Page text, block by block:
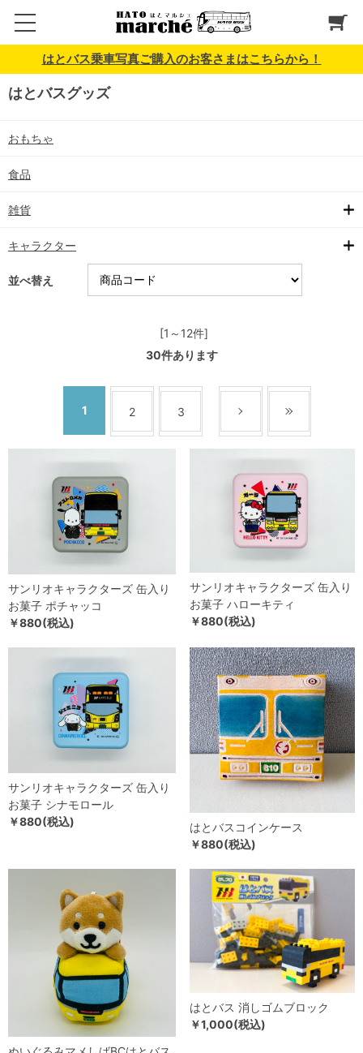
はとバス乗車写真ご購入のお客さまはこちらから！
はとバスグッズ
おもちゃ
食品
雑貨
キャラクター
並べ替え
[1～12件]
30件あります
1 2 3
サンリオキャラクターズ 缶入り
お菓子 ポチャッコ
￥880(税込)
サンリオキャラクターズ 缶入り
お菓子 ハローキティ
￥880(税込)
サンリオキャラクターズ 缶入り
お菓子 シナモロール
￥880(税込)
はとバスコインケース
￥880(税込)
はとバス 消しゴムブロック
￥1,000(税込)